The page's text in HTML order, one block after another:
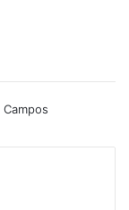
Campos